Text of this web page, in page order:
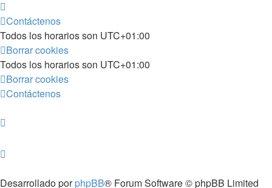
Contáctenos
Todos los horarios son UTC+01:00
Borrar cookies
Todos los horarios son UTC+01:00
Borrar cookies
Contáctenos
Desarrollado porphpBB® Forum Software © phpBB Limited